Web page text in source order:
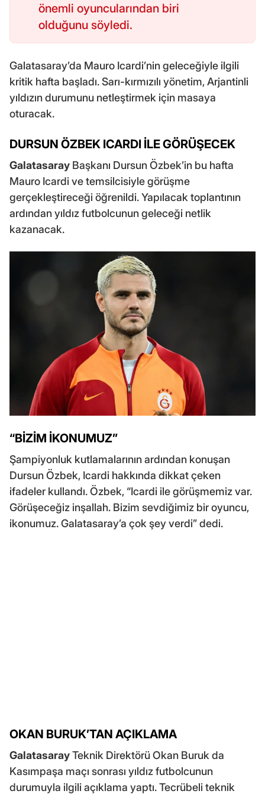
önemli oyuncularından biri
olduğunu söyledi.
Galatasaray’da Mauro Icardi’nin geleceğiyle ilgili
kritik hafta başladı. Sarı-kırmızılı yönetim, Arjantinli
yıldızın durumunu netleştirmek için masaya
oturacak.
DURSUN ÖZBEK ICARDI İLE GÖRÜŞECEK
Galatasaray Başkanı Dursun Özbek’in bu hafta
Mauro Icardi ve temsilcisiyle görüşme
gerçekleştireceği öğrenildi. Yapılacak toplantının
ardından yıldız futbolcunun geleceği netlik
kazanacak.
“BİZİM İKONUMUZ”
Şampiyonluk kutlamalarının ardından konuşan
Dursun Özbek, Icardi hakkında dikkat çeken
ifadeler kullandı. Özbek, “Icardi ile görüşmemiz var.
Görüşeceğiz inşallah. Bizim sevdiğimiz bir oyuncu,
ikonumuz. Galatasaray’a çok şey verdi” dedi.
OKAN BURUK’TAN AÇIKLAMA
GalatasarayTeknik Direktörü Okan Buruk da
Kasımpaşa maçı sonrası yıldız futbolcunun
durumuyla ilgili açıklama yaptı. Tecrübeli teknik